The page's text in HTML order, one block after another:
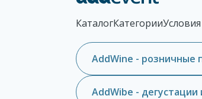
КаталогКатегории
AddWine - розничные
AddWibe - дегустации